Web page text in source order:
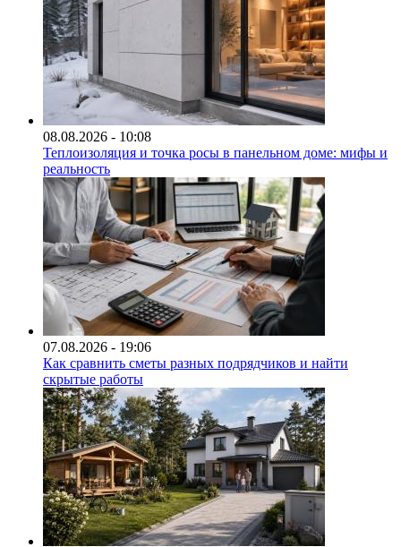
08.08.2026 - 10:08
Теплоизоляция и точка росы в панельном доме: мифы и
реальность
07.08.2026 - 19:06
Как сравнить сметы разных подрядчиков и найти
скрытые работы